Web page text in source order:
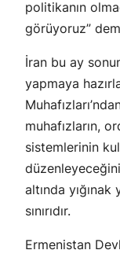
politikanın
görüyoruz”
İran bu ay
yapmaya
muhafızların,
sistemlerinin
altında yığınak
sınırıdır.
Ermenistan